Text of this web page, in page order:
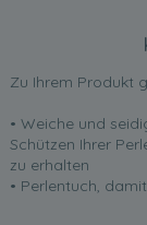
Zu Ihrem Produkt
• Weiche und
Schützen Ihrer
zu erhalten
• Perlentuch,